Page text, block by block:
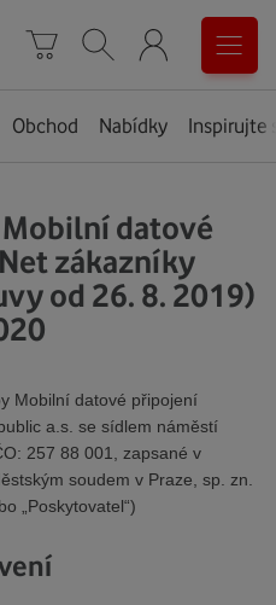
Košík
Vyhledávání
Menu
Obchod Nabídky Inspirujte
datové
zákazníky
od 26. 8. 2019)
Mobilní datové připojení
a.s. se sídlem náměstí
257 88 001, zapsané v
soudem v Praze, sp. zn.
„Poskytovatel“)